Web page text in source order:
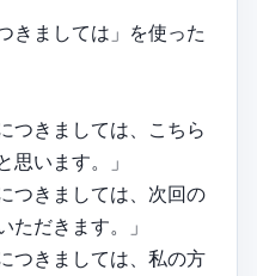
きましては」を使った
つきましては、こちら
思います。」
つきましては、次回の
ただきます。」
つきましては、私の方